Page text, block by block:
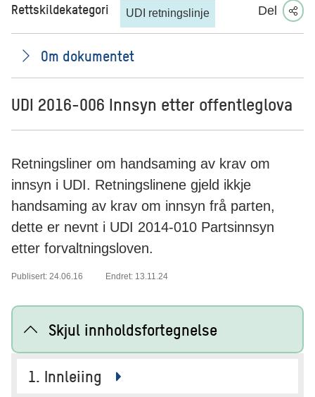
Rettskildekategori UDI retningslinje Del
Om dokumentet
UDI 2016-006 Innsyn etter offentleglova
Retningsliner om handsaming av krav om
innsyn i UDI. Retningslinene gjeld ikkje
handsaming av krav om innsyn frå parten,
dette er nevnt i UDI 2014-010 Partsinnsyn
etter forvaltningsloven.
Publisert: 24.06.16 Endret: 13.11.24
Skjul innholdsfortegnelse
1. Innleiing